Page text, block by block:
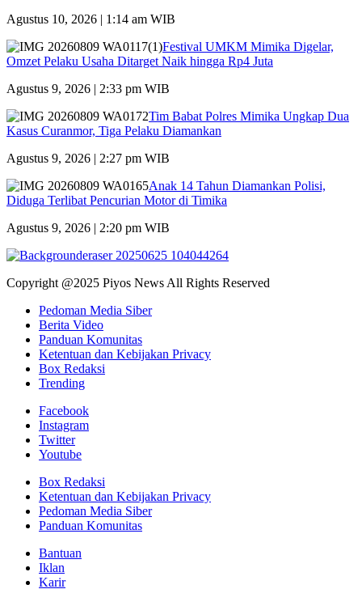
Agustus 10, 2026 | 1:14 am WIB
Festival UMKM Mimika Digelar,
Omzet Pelaku Usaha Ditarget Naik hingga Rp4 Juta
Agustus 9, 2026 | 2:33 pm WIB
Tim Babat Polres Mimika Ungkap Dua
Kasus Curanmor, Tiga Pelaku Diamankan
Agustus 9, 2026 | 2:27 pm WIB
Anak 14 Tahun Diamankan Polisi,
Diduga Terlibat Pencurian Motor di Timika
Agustus 9, 2026 | 2:20 pm WIB
Copyright @2025 Piyos News All Rights Reserved
Pedoman Media Siber
Berita Video
Panduan Komunitas
Ketentuan dan Kebijakan Privacy
Box Redaksi
Trending
Facebook
Instagram
Twitter
Youtube
Box Redaksi
Ketentuan dan Kebijakan Privacy
Pedoman Media Siber
Panduan Komunitas
Bantuan
Iklan
Karir